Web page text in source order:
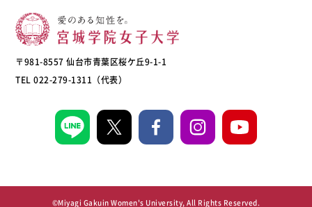
〒981-8557 仙台市青葉区桜ケ丘9-1-1
TEL 022-279-1311（代表）
©Miyagi Gakuin Women's University, All Rights Reserved.